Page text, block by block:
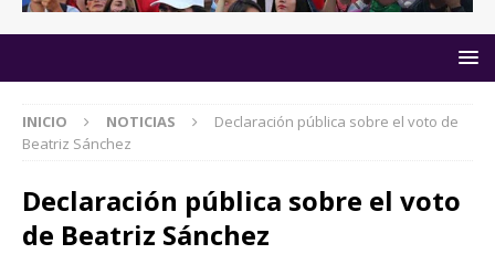
INICIO NOTICIAS
Declaración pública sobre el voto de
Beatriz Sánchez
Declaración pública sobre el voto
de Beatriz Sánchez